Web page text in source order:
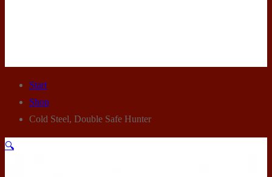
Start
Shop
Cold Steel, Double Safe Hunter
🔍